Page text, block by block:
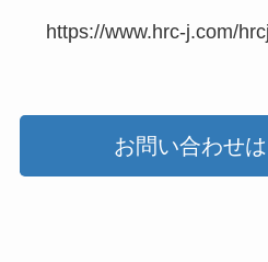
https://www.hrc-j.com/
お問い合わせ